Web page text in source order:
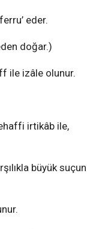
eder.
doğar.)
ile izâle olunur.
irtikâb ile,
büyük suçun